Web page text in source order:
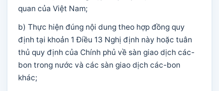
quan của Việt Nam;
b) Thực hiện đúng nội dung theo hợp đồng quy
định tại khoản 1 Điều 13 Nghị định này hoặc tuân
thủ quy định của Chính phủ về sàn giao dịch các-
bon trong nước và các sàn giao dịch các-bon
khác;